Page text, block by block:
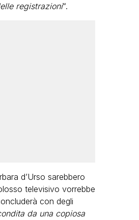
registrazioni“.
d’Urso sarebbero
televisivo vorrebbe
con degli
da una copiosa
FABIANO MINACCI